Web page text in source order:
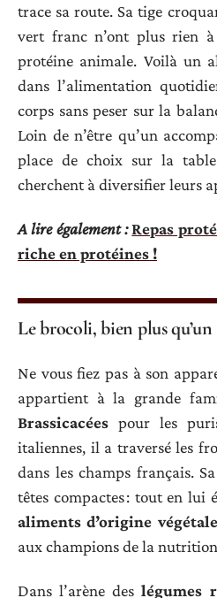
trace sa route. Sa tige
vert franc n’ont plus rien
protéine animale. Voilà un
dans l’alimentation
corps sans peser sur la
Loin de n’être qu’un
place de choix sur la
cherchent à diversifier leurs
A lire également : Repas
riche en protéines !
Le brocoli, bien plus
Ne vous fiez pas à son
appartient à la grande
Brassicacées pour les
italiennes, il a traversé les
dans les champs français.
têtes compactes : tout en lui
aliments d’origine végétale
aux champions de la
Dans l’arène deslégumes